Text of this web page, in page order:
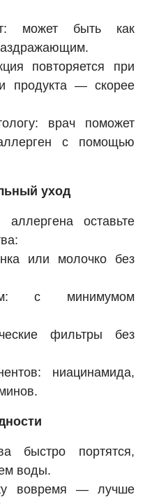
может быть как
повторяется при
продукта — скорее
врач поможет
с помощью
уход
оставьте
или молочко без
с минимумом
фильтры без
ниацинамида,
быстро портятся,
воды.
вовремя — лучше